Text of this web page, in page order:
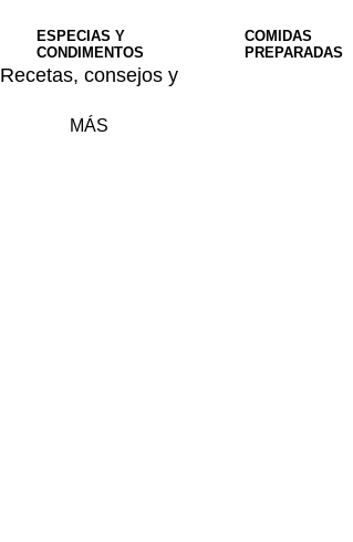
ESPECIAS Y
CONDIMENTOS
COMIDAS
PREPARADAS
Recetas, consejos y
MÁS